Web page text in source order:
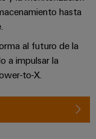
hasta
al futuro de la
a impulsar la
to-X.